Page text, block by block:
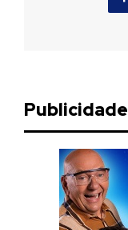
Publicidade